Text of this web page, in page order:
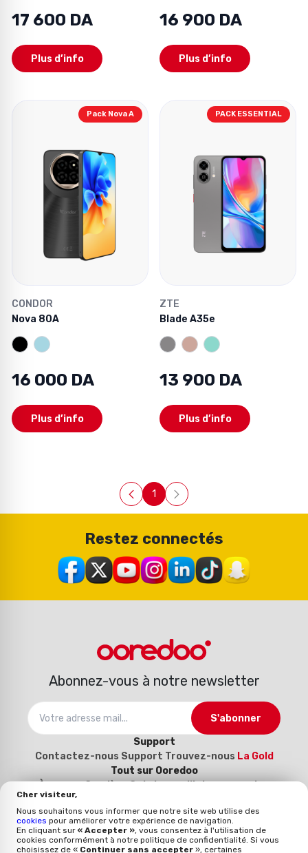
Cher visiteur,
Nous souhaitons vous informer que notre site web utilise des
cookies pour améliorer votre expérience de navigation.
En cliquant sur « Accepter », vous consentez à l'utilisation de
cookies conformément à notre politique de confidentialité. Si vous
choisissez de « Continuer sans accepter », certaines
17 600 DA
Plus d’info
16 900 DA
Plus d’info
Pack Nova A
CONDOR
Nova 80A
16 000 DA
Plus d’info
PACK ESSENTIAL
ZTE
Blade A35e
13 900 DA
Plus d’info
Page
1
Restez connectés
Abonnez-vous à notre newsletter
S'abonner
Support
Contactez-nous Support Trouvez-nous La Gold
Tout sur Ooredoo
2025-2026
vous ici)
Politique et qualité
Mentions légales Politique qualitéWhistleblowing